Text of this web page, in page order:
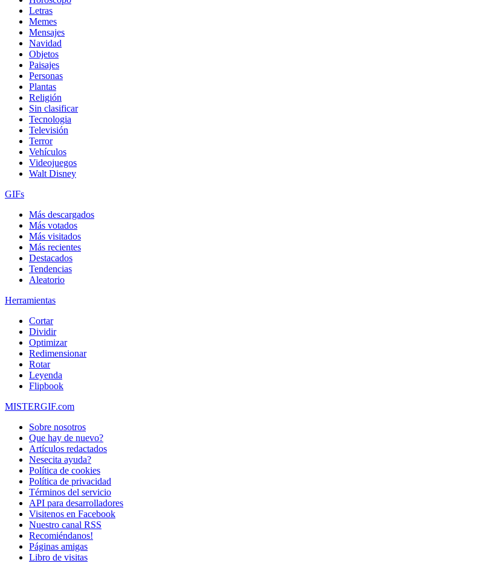
Letras
Memes
Mensajes
Navidad
Objetos
Paisajes
Personas
Plantas
Religión
Sin clasificar
Tecnologia
Televisión
Terror
Vehículos
Videojuegos
Walt Disney
GIFs
Más descargados
Más votados
Más visitados
Más recientes
Destacados
Tendencias
Aleatorio
Herramientas
Cortar
Dividir
Optimizar
Redimensionar
Rotar
Leyenda
Flipbook
MISTERGIF.com
Sobre nosotros
Que hay de nuevo?
Artículos redactados
Nesecita ayuda?
Política de cookies
Política de privacidad
Términos del servicio
API para desarrolladores
Visitenos en Facebook
Nuestro canal RSS
Recomiéndanos!
Páginas amigas
Libro de visitas